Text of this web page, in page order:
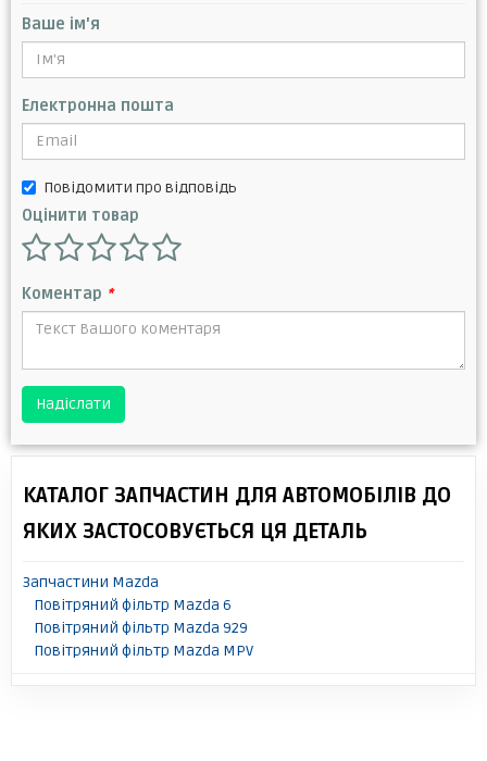
Ваше ім'я
Електронна пошта
Повідомити про відповідь
Оцінити товар
Коментар *
Надіслати
КАТАЛОГ ЗАПЧАСТИН ДЛЯ АВТОМОБІЛІВ ДО
ЯКИХ ЗАСТОСОВУЄТЬСЯ ЦЯ ДЕТАЛЬ
Запчастини Mazda
Повітряний фільтр Mazda 6
Повітряний фільтр Mazda 929
Повітряний фільтр Mazda MPV